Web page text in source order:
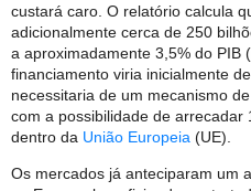
custará caro. O relatório calcula
adicionalmente cerca de 250
a aproximadamente 3,5% do PIB
financiamento viria inicialmente
necessitaria de um mecanismo
com a possibilidade de
dentro da União Europeia (UE).
Os mercados já anteciparam um